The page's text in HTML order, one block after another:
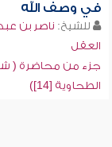
في وصف الله
للشيخ: ناصر بن
العقل
جزء من محاضرة (
الطحاوية [14])